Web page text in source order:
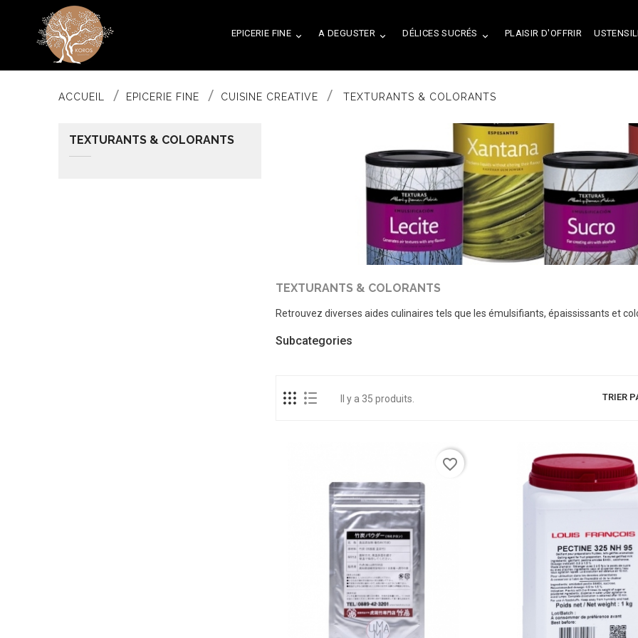

EPICERIE FINE 
A DEGUSTER 
DÉLICES SUCRÉS PLAISIR D'OFFRIR
ACCUEIL EPICERIE FINE CUISINE CREATIVE TEXTURANTS & COLORANTS
TEXTURANTS & COLORANTS
TEXTURANTS & COLORANTS
Retrouvez diverses aides culinaires tels que les émulsifiants, épaississants et
Subcategories
Il y a 35 produits. TRIER
favorite_border